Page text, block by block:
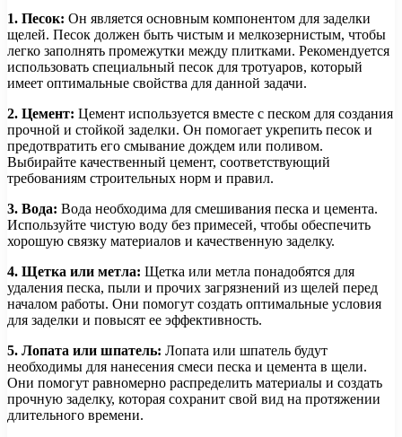
1. Песок: Он является основным компонентом для заделки
щелей. Песок должен быть чистым и мелкозернистым, чтобы
легко заполнять промежутки между плитками. Рекомендуется
использовать специальный песок для тротуаров, который
имеет оптимальные свойства для данной задачи.
2. Цемент: Цемент используется вместе с песком для создания
прочной и стойкой заделки. Он помогает укрепить песок и
предотвратить его смывание дождем или поливом.
Выбирайте качественный цемент, соответствующий
требованиям строительных норм и правил.
3. Вода: Вода необходима для смешивания песка и цемента.
Используйте чистую воду без примесей, чтобы обеспечить
хорошую связку материалов и качественную заделку.
4. Щетка или метла: Щетка или метла понадобятся для
удаления песка, пыли и прочих загрязнений из щелей перед
началом работы. Они помогут создать оптимальные условия
для заделки и повысят ее эффективность.
5. Лопата или шпатель: Лопата или шпатель будут
необходимы для нанесения смеси песка и цемента в щели.
Они помогут равномерно распределить материалы и создать
прочную заделку, которая сохранит свой вид на протяжении
длительного времени.